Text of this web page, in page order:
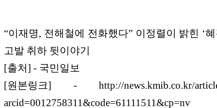
“이재명, 전해철에 전화했다” 이정렬이 밝힌 ‘
고발 취하 뒷이야기
[출처] - 국민일보
[원본링크] - http://news.kmib.co.kr/article/
arcid=0012758311&code=61111511&cp=nv